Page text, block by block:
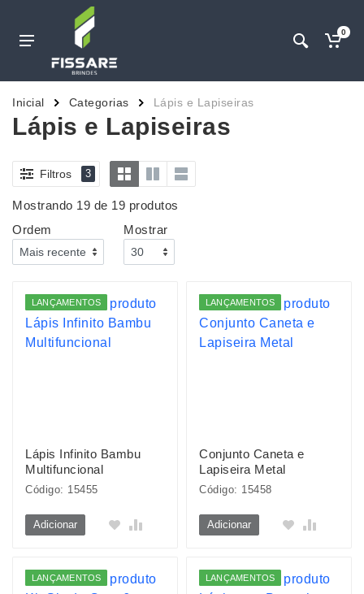
0
Inicial Categorias Lápis e Lapiseiras
Lápis e Lapiseiras
Filtros 3
Mostrando 19 de 19 produtos
Ordem
Mostrar
LANÇAMENTOS
Lápis Infinito Bambu
Multifuncional
Código: 15455
Adicionar
LANÇAMENTOS
Conjunto Caneta e
Lapiseira Metal
Código: 15458
Adicionar
LANÇAMENTOS LANÇAMENTOS